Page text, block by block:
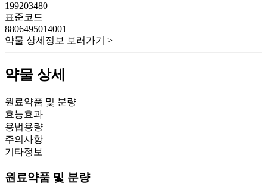
199203480
표준코드
8806495014001
약물 상세정보 보러가기 >
약물 상세
원료약품 및 분량
효능효과
용법용량
주의사항
기타정보
원료약품 및 분량